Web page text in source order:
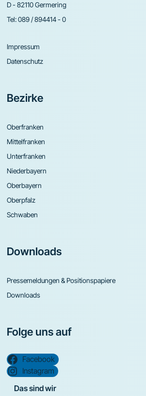
D - 82110 Germering
Tel:089 / 894414 - 0
Impressum
Datenschutz
Bezirke
Oberfranken
Mittelfranken
Unterfranken
Niederbayern
Oberbayern
Oberpfalz
Schwaben
Downloads
Pressemeldungen & Positionspapiere
Downloads
Folge uns auf
Facebook
Instagram
Das sind wir